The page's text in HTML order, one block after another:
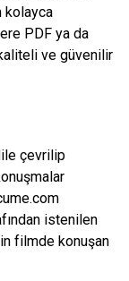
kolayca
PDF ya da
ve güvenilir
çevrilip
istenilen
filmde konuşan